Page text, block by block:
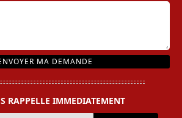
RAPPELLE IMMEDIATEMENT